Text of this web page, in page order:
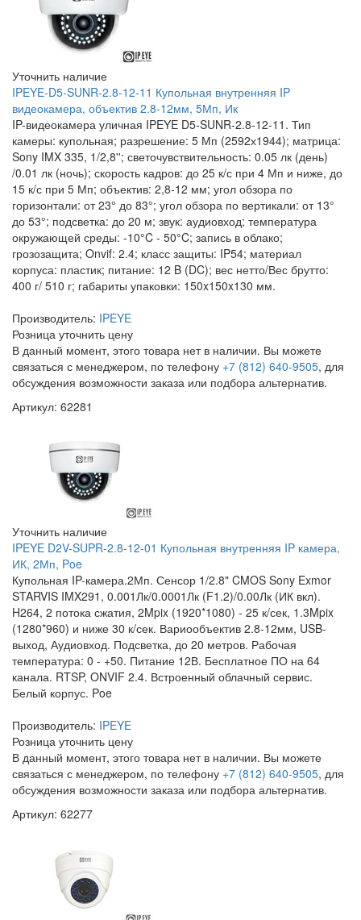
Уточнить наличие
IPEYE-D5-SUNR-2.8-12-11 Купольная внутренняя IP
видеокамера, объектив 2.8-12мм, 5Мп, Ик
IP-видеокамера уличная IPEYE D5-SUNR-2.8-12-11. Тип
камеры: купольная; разрешение: 5 Мп (2592х1944); матрица:
Sony IMX 335, 1/2,8''; светочувствительность: 0.05 лк (день)
/0.01 лк (ночь); скорость кадров: до 25 к/с при 4 Мп и ниже, до
15 к/с при 5 Мп; объектив: 2,8-12 мм; угол обзора по
горизонтали: от 23° до 83°; угол обзора по вертикали: от 13°
до 53°; подсветка: до 20 м; звук: аудиовход; температура
окружающей среды: -10°C - 50°C; запись в облако;
грозозащита; Onvif: 2.4; класс защиты: IP54; материал
корпуса: пластик; питание: 12 B (DC); вес нетто/Вес брутто:
400 г/ 510 г; габариты упаковки: 150x150x130 мм.
Производитель: IPEYE
Розница уточнить цену
В данный момент, этого товара нет в наличии. Вы можете
связаться с менеджером, по телефону +7 (812) 640-9505, для
обсуждения возможности заказа или подбора альтернатив.
Артикул: 62281
Уточнить наличие
IPEYE D2V-SUPR-2.8-12-01 Купольная внутренняя IP камера,
ИК, 2Мп, Poe
Купольная IP-камера.2Мп. Сенсор 1/2.8" CMOS Sony Exmor
STARVIS IMX291, 0.001Лк/0.0001Лк (F1.2)/0.00Лк (ИК вкл).
H264, 2 потока сжатия, 2Mpix (1920*1080) - 25 к/сек, 1.3Mpix
(1280*960) и ниже 30 к/сек. Вариообъектив 2.8-12мм, USB-
выход, Аудиовход. Подсветка, до 20 метров. Рабочая
температура: 0 - +50. Питание 12В. Бесплатное ПО на 64
канала. RTSP, ONVIF 2.4. Встроенный облачный сервис.
Белый корпус. Poe
Производитель: IPEYE
Розница уточнить цену
В данный момент, этого товара нет в наличии. Вы можете
связаться с менеджером, по телефону +7 (812) 640-9505, для
обсуждения возможности заказа или подбора альтернатив.
Артикул: 62277